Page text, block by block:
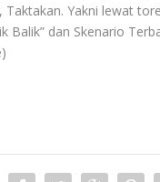
Yakni lewat
Balik” dan Skenario